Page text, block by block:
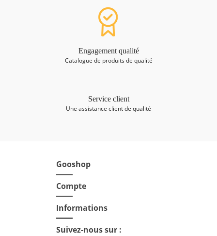
Engagement qualité
Catalogue de produits de qualité
Service client
Une assistance client de qualité
Gooshop
Compte
Informations
Suivez-nous sur :